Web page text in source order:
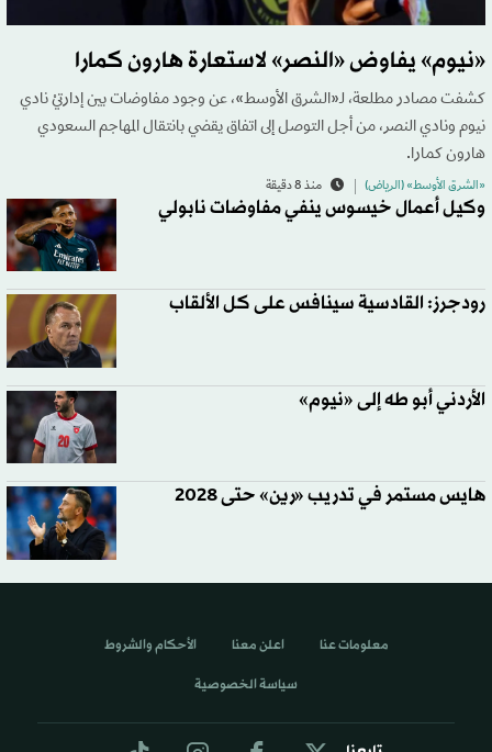
«نيوم» يفاوض «النصر» لاستعارة هارون كمارا
كشفت مصادر مطلعة، لـ«الشرق الأوسط»، عن وجود مفاوضات بين إدارتيْ نادي
نيوم ونادي النصر، من أجل التوصل إلى اتفاق يقضي بانتقال المهاجم السعودي
هارون كمارا.
«الشرق الأوسط» (الرياض) منذ 8 دقيقة
وكيل أعمال خيسوس ينفي مفاوضات نابولي
رودجرز: القادسية سينافس على كل الألقاب
الأردني أبو طه إلى «نيوم»
هايس مستمر في تدريب «رين» حتى 2028
معلومات عنا اعلن معنا الأحكام والشروط
سياسة الخصوصية